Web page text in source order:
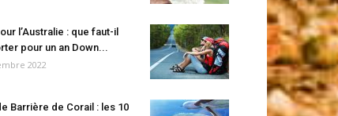
l’Australie : que faut-il
pour un an Down...
2022
Barrière de Corail : les 10